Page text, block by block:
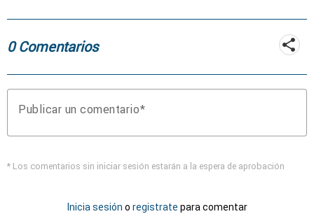
0 Comentarios
Publicar un comentario
* Los comentarios sin iniciar sesión estarán a la espera de aprobación
Inicia sesión o registrate para comentar